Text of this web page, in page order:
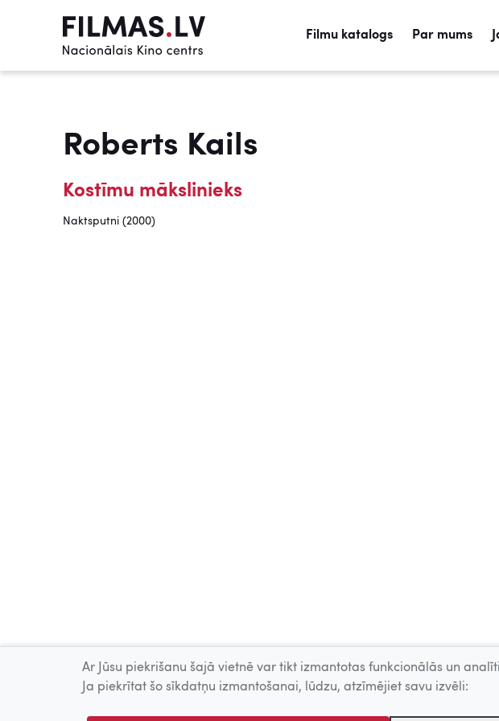
Filmu katalogs Par mums
Roberts Kails
Kostīmu mākslinieks
Naktsputni (2000)
Ar Jūsu piekrišanu šajā vietnē var tikt izmantotas funkcionālās un
Ja piekrītat šo sīkdatņu izmantošanai, lūdzu, atzīmējiet savu izvēli: